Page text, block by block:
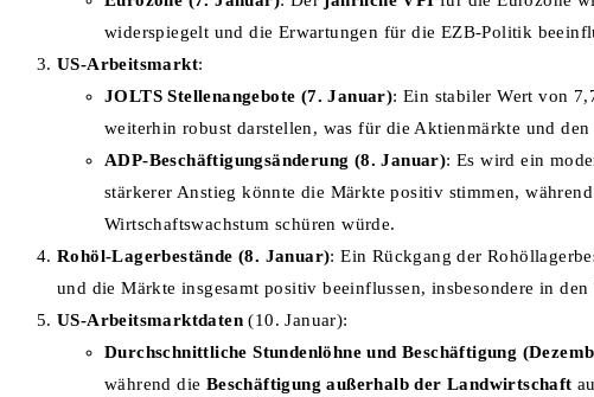
widerspiegelt und die Erwartungen für die EZB-Politik
US-Arbeitsmarkt:
JOLTS Stellenangebote (7. Januar): Ein stabiler Wert von
weiterhin robust darstellen, was für die Aktienmärkte und
ADP-Beschäftigungsänderung (8. Januar): Es wird ein
stärkerer Anstieg könnte die Märkte positiv stimmen,
Wirtschaftswachstum schüren würde.
Rohöl-Lagerbestände (8. Januar): Ein Rückgang der
und die Märkte insgesamt positiv beeinflussen, insbesondere in den
US-Arbeitsmarktdaten (10. Januar):
Durchschnittliche Stundenlöhne und Beschäftigung
während die Beschäftigung außerhalb der Landwirtschaft